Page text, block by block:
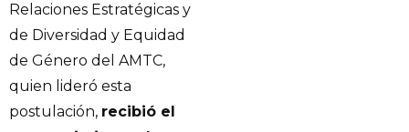
Relaciones Estratégicas y
de Diversidad y Equidad
de Género del AMTC,
quien lideró esta
postulación, recibió el